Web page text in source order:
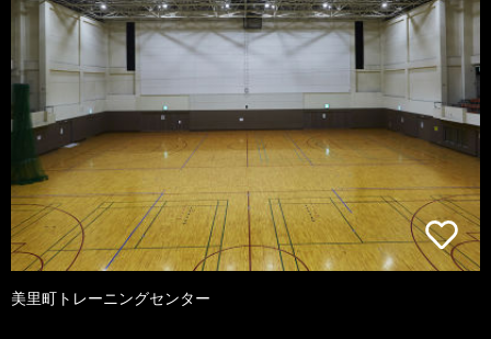
美里町トレーニングセンター